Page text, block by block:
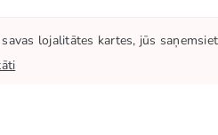
lojalitātes kartes, jūs